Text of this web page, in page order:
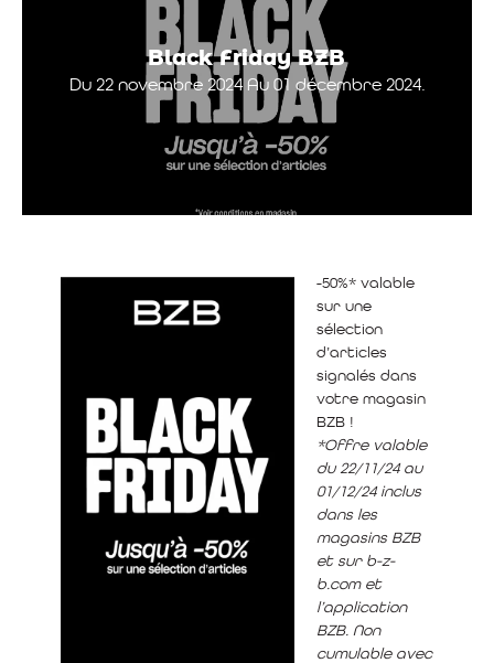
Black Friday BZB
Du 22 novembre 2024 Au 01 décembre 2024.
-50%* valable
sur une
sélection
d’articles
signalés dans
votre magasin
BZB !
*Offre valable
du 22/11/24 au
01/12/24 inclus
dans les
magasins BZB
et sur b-z-
b.com et
l’application
BZB. Non
cumulable avec